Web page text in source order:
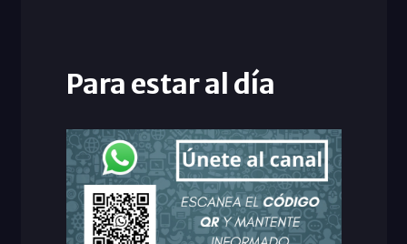
Para estar al día